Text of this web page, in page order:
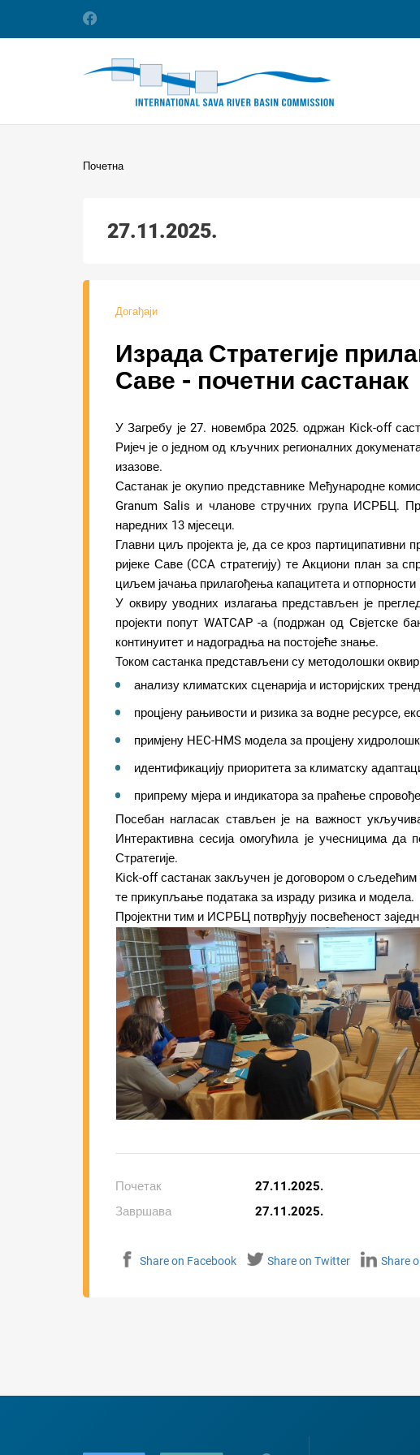
Почетна
27.11.2025.
Догађаји
Израда Стратегије
Саве - почетни састанак
У Загребу је 27. новембра 2025. одржан Kick-off
Ријеч је о једном од кључних регионалних
изазове.
Састанак је окупио представнике Међународне
Granum Salis и чланове стручних група ИСРБЦ.
наредних 13 мјесеци.
Главни циљ пројекта је, да се кроз партиципативни
ријеке Саве (CCA стратегију) те Акциони план за
циљем јачања прилагођења капацитета и
У оквиру уводних излагања представљен је
пројекти попут WATCAP -а (подржан од
континуитет и надоградња на постојеће знање.
Током састанка представљени су методолошки
анализу климатских сценарија и историјских
процјену рањивости и ризика за водне ресурсе,
примјену HEC-HMS модела за процјену
идентификацију приоритета за климатску
припрему мјера и индикатора за праћење
Посебан нагласак стављен је на важност
Интерактивна сесија омогућила је учесницима
Стратегије.
Kick-off састанак закључен је договором о
те прикупљање података за израду ризика и модела.
Пројектни тим и ИСРБЦ потврђују посвећеност
Почетак
27.11.2025.
Завршава
27.11.2025.
Share on Facebook Share on Twitter Share